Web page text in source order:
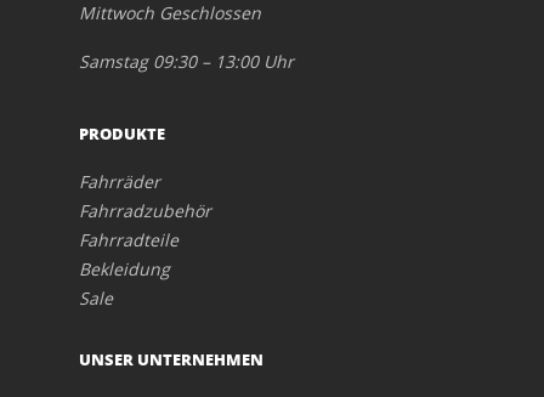
Mittwoch Geschlossen
Samstag 09:30 – 13:00 Uhr
PRODUKTE
Fahrräder
Fahrradzubehör
Fahrradteile
Bekleidung
Sale
UNSER UNTERNEHMEN